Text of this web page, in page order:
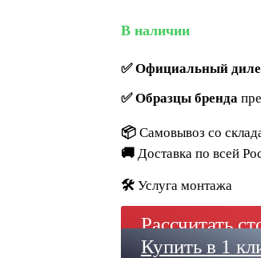
В наличии
✅Официальный
✅Образцы бренда
📦 Самовывоз со
🚚 Доставка по всей
🛠️ Услуга монтажа
Рассчитать
Купить в 1